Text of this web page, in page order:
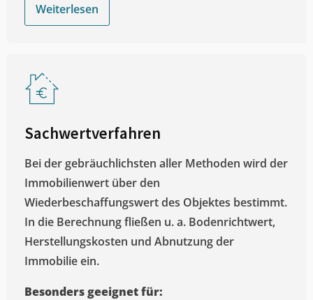
Weiterlesen
Sachwertverfahren
Bei der gebräuchlichsten aller Methoden wird der
Immobilienwert über den
Wiederbeschaffungswert des Objektes bestimmt.
In die Berechnung fließen u. a. Bodenrichtwert,
Herstellungskosten und Abnutzung der
Immobilie ein.
Besonders geeignet für: